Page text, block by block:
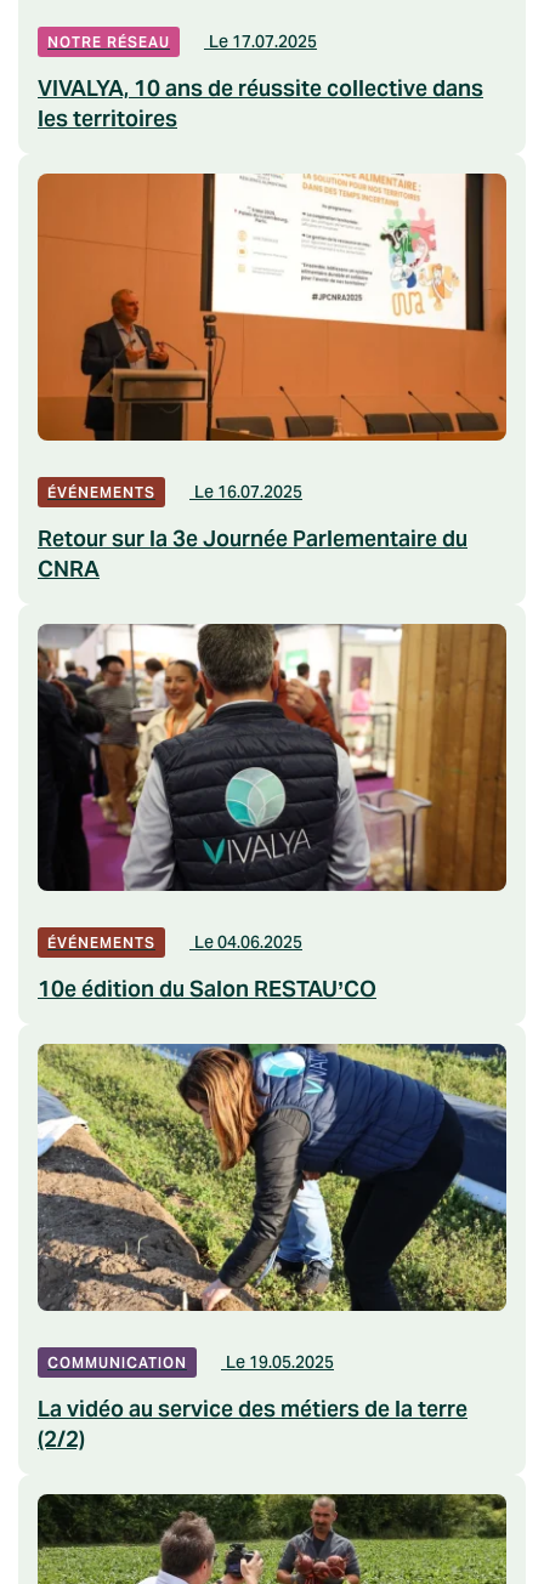
NOTRE RÉSEAU Le 17.07.2025
VIVALYA, 10 ans de réussite collective dans
les territoires
ÉVÉNEMENTS Le 16.07.2025
Retour sur la 3e Journée Parlementaire du
CNRA
ÉVÉNEMENTS Le 04.06.2025
10e édition du Salon RESTAU’CO
COMMUNICATION Le 19.05.2025
La vidéo au service des métiers de la terre
(2/2)